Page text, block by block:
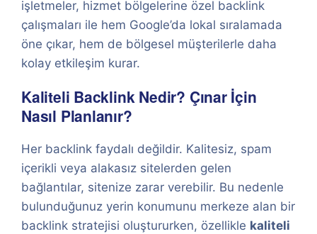
işletmeler, hizmet bölgelerine özel backlink
çalışmaları ile hem Google’da lokal sıralamada
öne çıkar, hem de bölgesel müşterilerle daha
kolay etkileşim kurar.
Kaliteli Backlink Nedir? Çınar İçin
Nasıl Planlanır?
Her backlink faydalı değildir. Kalitesiz, spam
içerikli veya alakasız sitelerden gelen
bağlantılar, sitenize zarar verebilir. Bu nedenle
bulunduğunuz yerin konumunu merkeze alan bir
backlink stratejisi oluştururken, özellikle kaliteli